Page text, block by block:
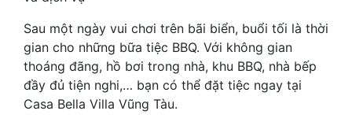
Sau một ngày vui chơi trên bãi biển, buổi tối là thời
gian cho những bữa tiệc BBQ. Với không gian
thoáng đãng, hồ bơi trong nhà, khu BBQ, nhà bếp
đầy đủ tiện nghi,… bạn có thể đặt tiệc ngay tại
Casa Bella Villa Vũng Tàu.